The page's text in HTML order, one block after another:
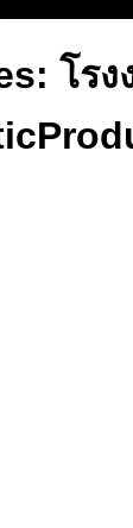
โรง